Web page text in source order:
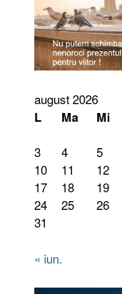
august 2026
L Ma Mi
3
4 5
10
11 12
17
18 19
24
25 26
31
« iun.